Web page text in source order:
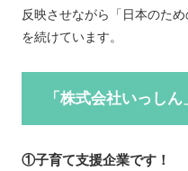
反映させながら「日本のた
を続けています。
「株式会社いっし
①子育て支援企業です！